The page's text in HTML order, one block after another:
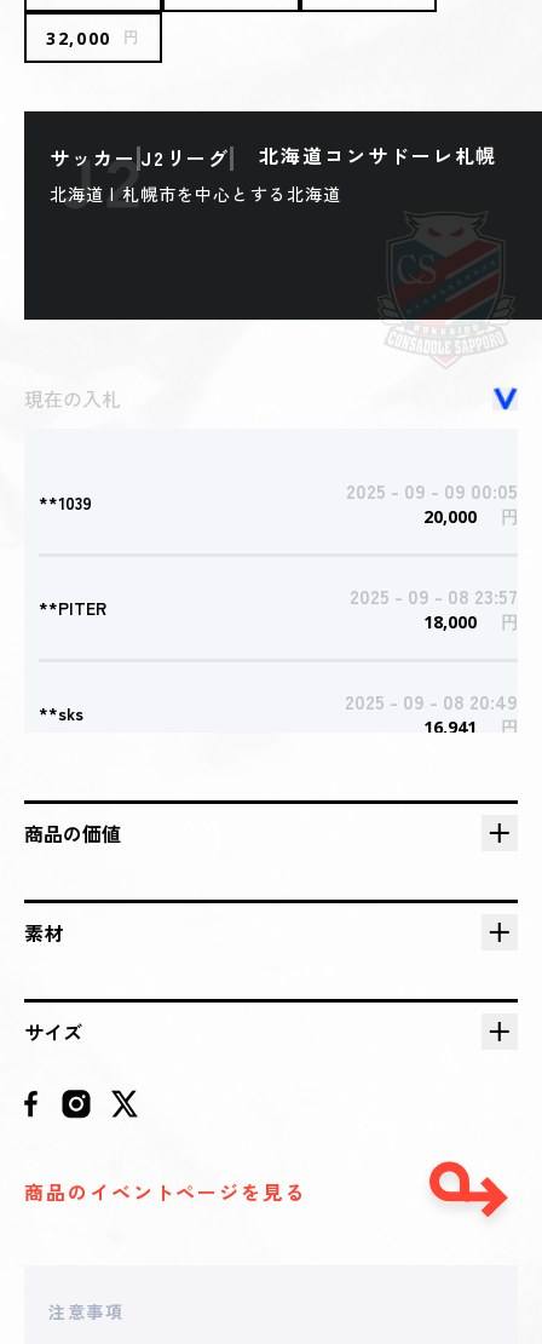
32,000 円
サッカー J2リーグ 北海道コンサドーレ札幌
北海道 | 札幌市を中心とする北海道
現在の入札
**1039 2025 - 09 - 09 00:05
20,000 円
**PITER 2025 - 09 - 08 23:57
18,000 円
**sks 2025 - 09 - 08 20:49
16,941 円
2025 - 09 - 08 20:22
円
**ORGE2 2025 - 09 - 08 12:21
円
**stymao 2025 - 09 - 08 05:48
2025 - 09 - 08 00:46
商品の価値
素材
サイズ
商品のイベントページを見る
注意事項